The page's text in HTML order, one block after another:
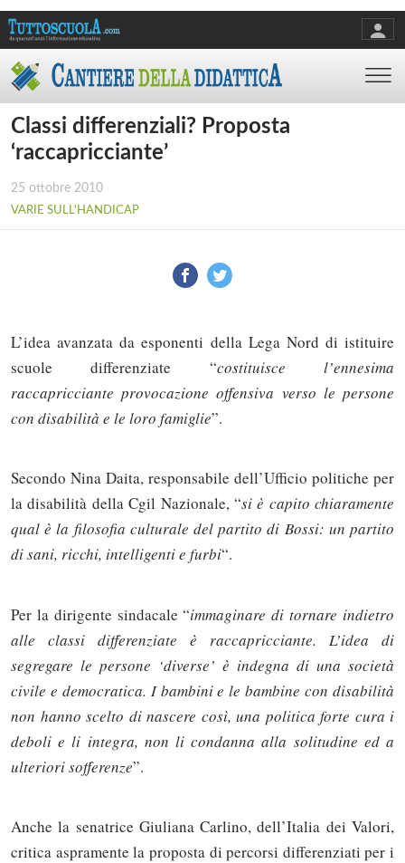
Classi differenziali? Proposta
‘raccapricciante’
25 ottobre 2010
VARIE SULL'HANDICAP
L’idea avanzata da esponenti della Lega Nord di istituire
scuole differenziate “costituisce l’ennesima
raccapricciante provocazione offensiva verso le persone
con disabilità e le loro famiglie”.
Secondo Nina Daita, responsabile dell’Ufficio politiche per
la disabilità della Cgil Nazionale, “si è capito chiaramente
qual è la filosofia culturale del partito di Bossi: un partito
di sani, ricchi, intelligenti e furbi“.
Per la dirigente sindacale “immaginare di tornare indietro
alle classi differenziate è raccapricciante. L’idea di
segregare le persone ‘diverse’ è indegna di una società
civile e democratica. I bambini e le bambine con disabilità
non hanno scelto di nascere così, una politica forte cura i
deboli e li integra, non li condanna alla solitudine ed a
ulteriori sofferenze”.
Anche la senatrice Giuliana Carlino, dell’Italia dei Valori,
critica aspramente la proposta di percorsi differenziati per i